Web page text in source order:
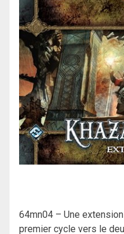
64mn04 – Une
premier cycle vers le